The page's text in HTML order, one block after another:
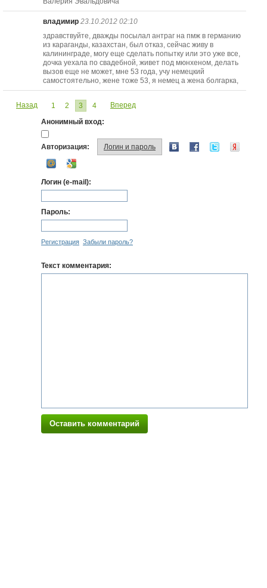
владимир 23.10.2012 02:10
здравствуйте, дважды посылал антраг на пмж в германию
из караганды, казахстан, был отказ, сейчас живу в
калининграде, могу еще сделать попытку или это уже все,
дочка уехала по свадебной, живет под мюнхеном, делать
вызов еще не может, мне 53 года, учу немецкий
самостоятельно, жене тоже 53, я немец а жена болгарка,
Назад 1 2 3 4
Вперед
Анонимный вход:
Авторизация: Логин и пароль
Логин (e-mail):
Пароль:
Регистрация Забыли пароль?
Текст комментария:
Оставить комментарий